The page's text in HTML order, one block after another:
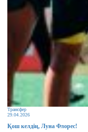
Трансфер
29.04.2026
Қош келдің, Луна Флорес!